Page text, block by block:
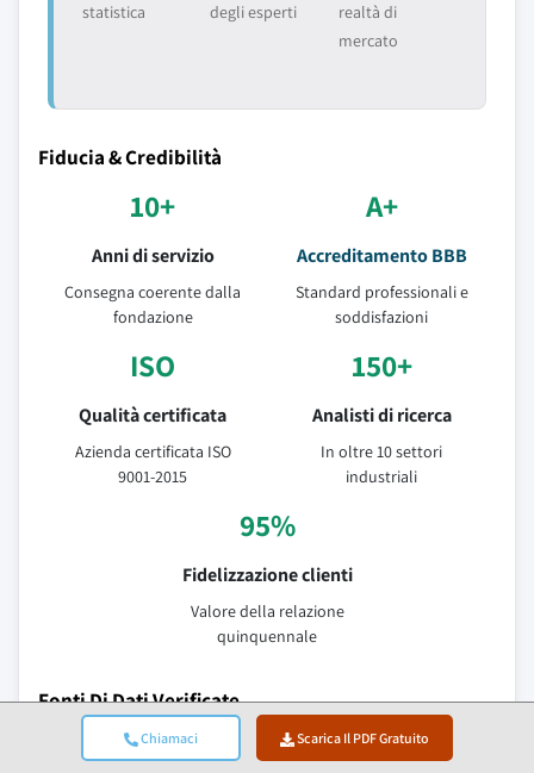
Chiamaci Scarica Il PDF Gratuito
statistica
degli esperti
realtà di
mercato
Fiducia & Credibilità
10+
Anni di servizio
Consegna coerente dalla
fondazione
A+
Accreditamento BBB
Standard professionali e
soddisfazioni
ISO
Qualità certificata
Azienda certificata ISO
9001-2015
150+
Analisti di ricerca
In oltre 10 settori
industriali
95%
Fidelizzazione clienti
Valore della relazione
quinquennale
Fonti Di Dati Verificate
Pubblicazioni di settore